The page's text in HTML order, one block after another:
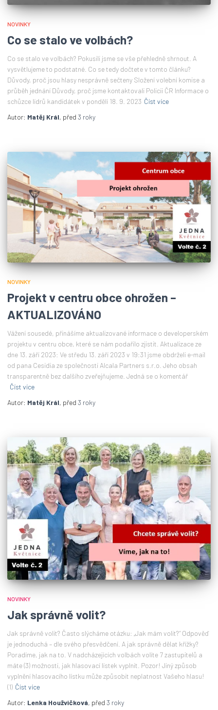
NOVINKY
Co se stalo ve volbách?
Co se stalo ve volbách? Pokusili jsme se vše přehledně shrnout. A
vysvětlujeme to podstatné. Co se tedy dočtete v tomto článku?
Důvody, proč jsou hlasy nesprávně sečteny Složení volební komise a
průběh jednání Důvody, proč jsme kontaktovali Policii ČR Informace o
schůzce lídrů kandidátek v pondělí 18. 9. 2023 Číst více
Autor: Matěj Král, před 3 roky
NOVINKY
Projekt v centru obce ohrožen –
AKTUALIZOVÁNO
Vážení sousedé, přinášíme aktualizované informace o developerském
projektu v centru obce, které se nám podařilo zjistit. Aktualizace ze
dne 13. září 2023: Ve středu 13. září 2023 v 19:31 jsme obdrželi e-mail
od pana Cesidia ze společnosti Alcala Partners s.r.o. Jeho obsah
transparentně bez dalšího zveřejňujeme. Jedná se o komentář
Číst více
Autor: Matěj Král, před 3 roky
NOVINKY
Jak správně volit?
Jak správně volit? Často slýcháme otázku: „Jak mám volit?“ Odpověď
je jednoduchá – dle svého přesvědčení. A jak správně dělat křížky?
Poradíme, jak na to. V nadcházejících volbách volíte 7 zastupitelů a
máte (3) možnosti, jak hlasovací lístek vyplnit. Pozor! Jiný způsob
vyplnění hlasovacího lístku může způsobit neplatnost Vašeho hlasu!
(1) Číst více
Autor: Lenka Houžvičková, před 3 roky